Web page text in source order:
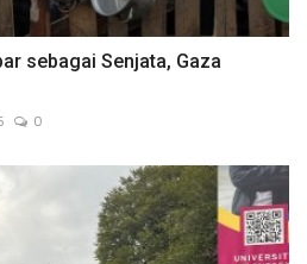
sebagai Senjata, Gaza
0